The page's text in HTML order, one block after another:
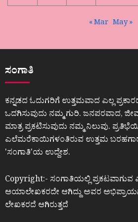
« Mar May »
ಸಂಗಾತಿ
ಕನ್ನಡದ ಓದುಗರಿಗೆ ಉತ್ತಮವಾದ ಎಲ್ಲ
ಒದಗಿಸುವುದು ನಮ್ಮ ಗುರಿ. ಜನಪರವಾದ,
ಮಾತ್ರ ಪ್ರಕಟಿಸುವುದು ನಮ್ಮ ನಿಲುವು.
ಎಲೆಮರೆಕಾಯಿಗಳಂತಿರುವ ಉತ್ತಮ
ʼಸಂಗಾತಿʼಯ ಉದ್ದೇಶ.
Copyright:- ಸಂಗಾತಿಯಲ್ಲಿ ಪ್ರಕಟವಾಗುವ
ಆಯಾಲೇಖಕರದೇ ಆಗಿದ್ದು ಅವರ
ಲೇಖಕರದೆ ಆಗಿರುತ್ತದೆ